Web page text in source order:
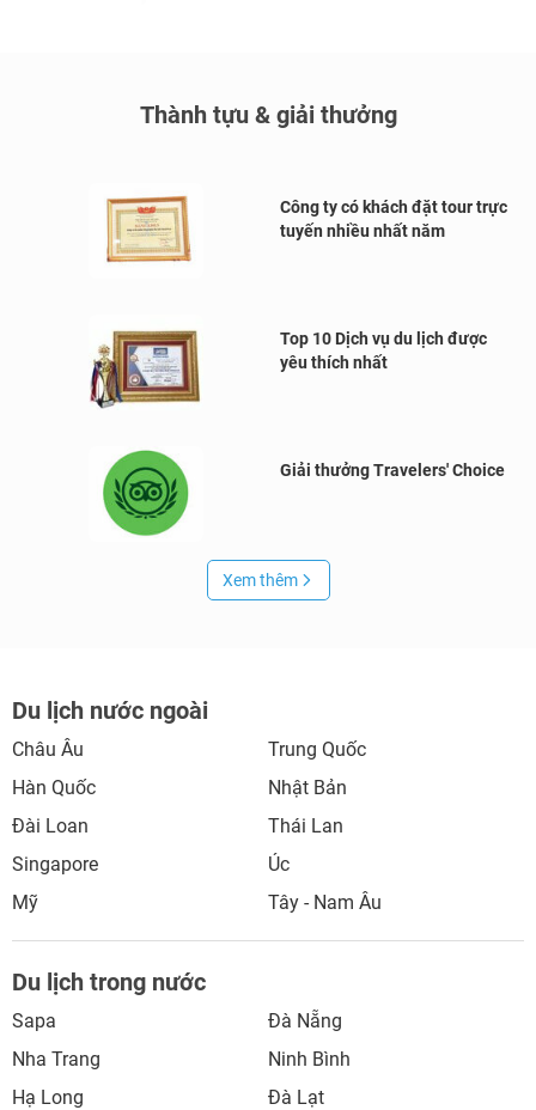
Thành tựu & giải thưởng
Công ty có khách đặt tour trực
tuyến nhiều nhất năm
Top 10 Dịch vụ du lịch được
yêu thích nhất
Giải thưởng Travelers' Choice
Xem thêm
Du lịch nước ngoài
Châu Âu
Trung Quốc
Hàn Quốc
Nhật Bản
Đài Loan
Thái Lan
Singapore
Úc
Mỹ
Tây - Nam Âu
Du lịch trong nước
Sapa
Đà Nẵng
Nha Trang
Ninh Bình
Hạ Long
Đà Lạt